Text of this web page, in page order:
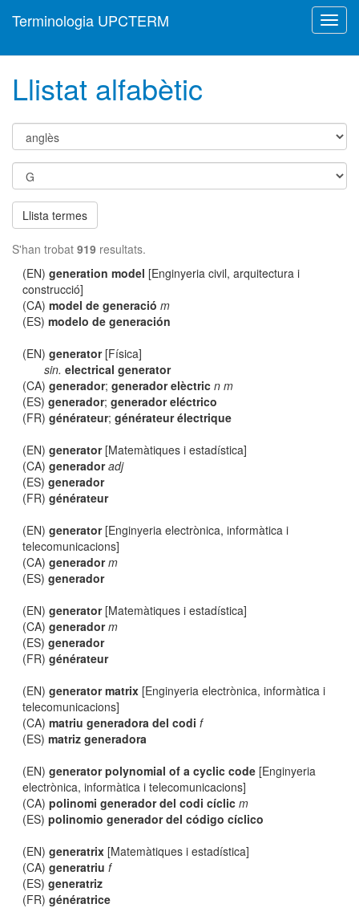
Terminologia UPCTERM
Llistat alfabètic
Llista termes
S'han trobat 919 resultats.
(EN)generation model [Enginyeria civil, arquitectura i
construcció]
(CA)model de generació m
(ES)modelo de generación
(EN)generator[Física]
sin. electrical generator
(CA)generador;generador elèctric n m
(ES)generador;generador eléctrico
(FR)générateur;générateur électrique
(EN)generator[Matemàtiques i estadística]
(CA)generador adj
(ES)generador
(FR)générateur
(EN)generator[Enginyeria electrònica, informàtica i
telecomunicacions]
(CA)generador m
(ES)generador
(EN)generator[Matemàtiques i estadística]
(CA)generador m
(ES)generador
(FR)générateur
(EN)generator matrix [Enginyeria electrònica, informàtica i
telecomunicacions]
(CA)matriu generadora del codi f
(ES)matriz generadora
(EN)generator polynomial of a cyclic code [Enginyeria
electrònica, informàtica i telecomunicacions]
(CA)polinomi generador del codi cíclic m
(ES)polinomio generador del código cíclico
(EN)generatrix [Matemàtiques i estadística]
(CA)generatriu f
(ES)generatriz
(FR)génératrice